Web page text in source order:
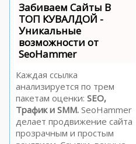
Забиваем Сайты В
ТОП КУВАЛДОЙ -
Уникальные
возможности от
SeoHammer
Каждая ссылка
анализируется по трем
пакетам оценки: SEO,
Трафик и SMM. SeoHammer
делает продвижение сайта
прозрачным и простым